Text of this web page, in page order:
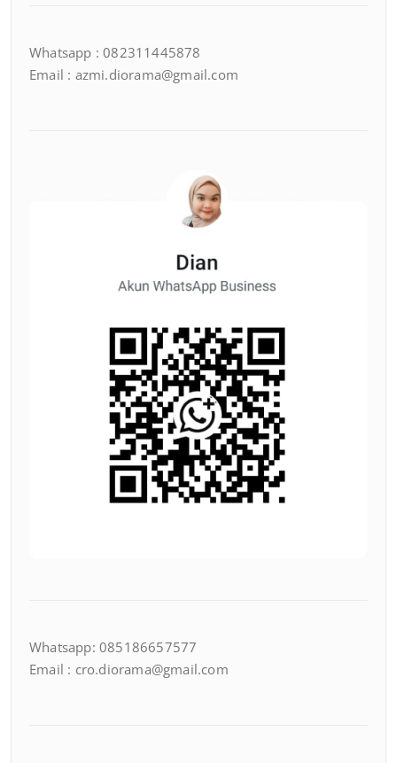
Whatsapp : 082311445878
Email : azmi.diorama@gmail.com
Whatsapp: 085186657577
Email : cro.diorama@gmail.com